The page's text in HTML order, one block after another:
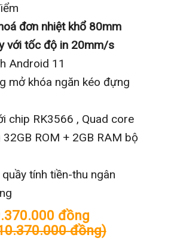
đơn nhiệt khổ 80mm
với tốc độ in 20mm/s
Android 11
mở khóa ngăn kéo đựng
chip RK3566 , Quad core
32GB ROM + 2GB RAM bộ
tính tiền-thu ngân
đồng
đồng)